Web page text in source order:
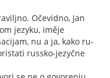
Očevidno, Jan
jezyku, iměje
nu a ja, kako ru-
russko-jezyčne